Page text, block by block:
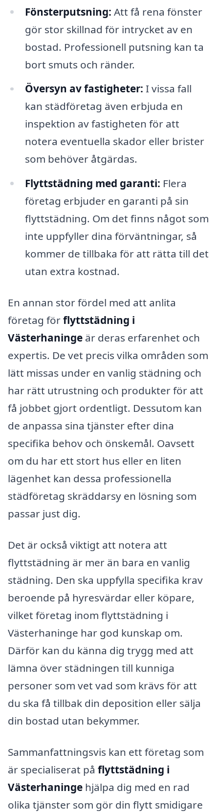
Fönsterputsning: Att få rena fönster
gör stor skillnad för intrycket av en
bostad. Professionell putsning kan ta
bort smuts och ränder.
Översyn av fastigheter: I vissa fall
kan städföretag även erbjuda en
inspektion av fastigheten för att
notera eventuella skador eller brister
som behöver åtgärdas.
Flyttstädning med garanti: Flera
företag erbjuder en garanti på sin
flyttstädning. Om det finns något som
inte uppfyller dina förväntningar, så
kommer de tillbaka för att rätta till det
utan extra kostnad.
En annan stor fördel med att anlita
företag förflyttstädning i
Västerhaninge är deras erfarenhet och
expertis. De vet precis vilka områden som
lätt missas under en vanlig städning och
har rätt utrustning och produkter för att
få jobbet gjort ordentligt. Dessutom kan
de anpassa sina tjänster efter dina
specifika behov och önskemål. Oavsett
om du har ett stort hus eller en liten
lägenhet kan dessa professionella
städföretag skräddarsy en lösning som
passar just dig.
Det är också viktigt att notera att
flyttstädning är mer än bara en vanlig
städning. Den ska uppfylla specifika krav
beroende på hyresvärdar eller köpare,
vilket företag inom flyttstädning i
Västerhaninge har god kunskap om.
Därför kan du känna dig trygg med att
lämna över städningen till kunniga
personer som vet vad som krävs för att
du ska få tillbak din deposition eller sälja
din bostad utan bekymmer.
Sammanfattningsvis kan ett företag som
är specialiserat på flyttstädning i
Västerhaninge hjälpa dig med en rad
olika tjänster som gör din flytt smidigare